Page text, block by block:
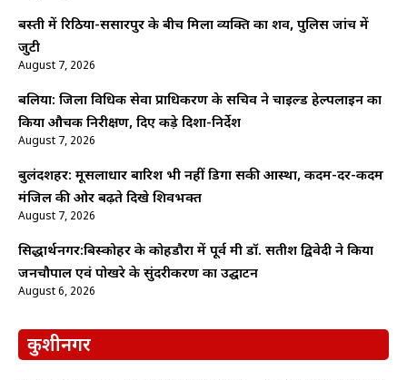
बस्ती में रिठिया-ससारपुर के बीच मिला व्यक्ति का शव, पुलिस जांच में
जुटी
August 7, 2026
बलिया: जिला विधिक सेवा प्राधिकरण के सचिव ने चाइल्ड हेल्पलाइन का
किया औचक निरीक्षण, दिए कड़े दिशा-निर्देश
August 7, 2026
बुलंदशहर: मूसलाधार बारिश भी नहीं डिगा सकी आस्था, कदम-दर-कदम
मंजिल की ओर बढ़ते दिखे शिवभक्त
August 7, 2026
सिद्धार्थनगर:बिस्कोहर के कोहडौरा में पूर्व मंत्री डॉ. सतीश द्विवेदी ने किया
जनचौपाल एवं पोखरे के सुंदरीकरण का उद्घाटन
August 6, 2026
कुशीनगर